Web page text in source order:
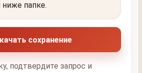
ниже папке.
сохранение
подтвердите запрос и